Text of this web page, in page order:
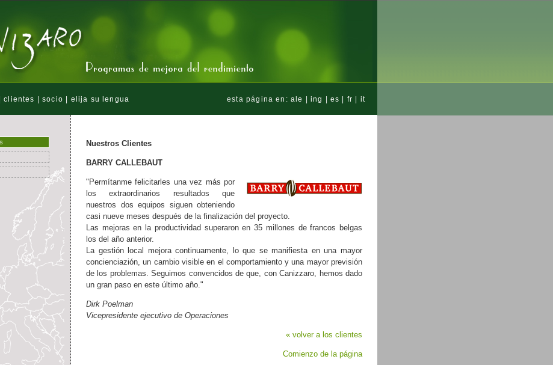
|clientes |socio | elija su lengua esta página en: ale | ing | es | fr | it
Nuestros Clientes
BARRY CALLEBAUT
"Permítanme felicitarles una vez más por
los extraordinarios resultados que
nuestros dos equipos siguen obteniendo
casi nueve meses después de la finalización del proyecto.
Las mejoras en la productividad superaron en 35 millones de francos belgas
los del año anterior.
La gestión local mejora continuamente, lo que se manifiesta en una mayor
concienciazión, un cambio visible en el comportamiento y una mayor previsión
de los problemas. Seguimos convencidos de que, con Canizzaro, hemos dado
un gran paso en este último año."
Dirk Poelman
Vicepresidente ejecutivo de Operaciones
« volver a los clientes
Comienzo de la página